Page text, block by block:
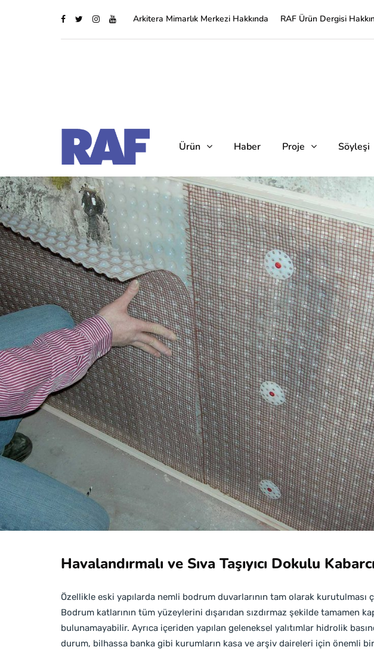
Arkitera Mimarlık Merkezi Hakkında RAF Ürün Dergisi
Ürün Haber Proje Söyleşi
Havalandırmalı ve Sıva Taşıyıcı Dokulu
Özellikle eski yapılarda nemli bodrum duvarlarının tam olarak
Bodrum katlarının tüm yüzeylerini dışarıdan sızdırmaz şekilde tamamen
bulunamayabilir. Ayrıca içeriden yapılan geleneksel yalıtımlar hidrolik
durum, bilhassa banka gibi kurumların kasa ve arşiv daireleri için önemli